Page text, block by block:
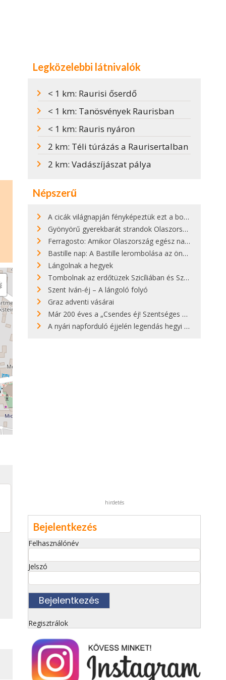
Legközelebbi látnivalók
< 1 km: Raurisi őserdő
< 1 km: Tanösvények Raurisban
< 1 km: Rauris nyáron
2 km: Téli túrázás a Raurisertalban
2 km: Vadászíjászat pálya
Népszerű
A cicák világnapján fényképeztük ezt a bokor alatt hűsölő cicát Kisorosziban
Gyönyörű gyerekbarát strandok Olaszországban - megmutatjuk a 15 legjobbat
Ferragosto: Amikor Olaszország egész nap nyaral
Bastille nap: A Bastille lerombolása az önkényuralom végét jelentette
Lángolnak a hegyek
Tombolnak az erdőtüzek Szicíliában és Szardínián
Szent Iván-éj – A lángoló folyó
Graz adventi vásárai
Már 200 éves a „Csendes éj! Szentséges éj!”
A nyári napforduló éjjelén legendás hegyi tüzek világítják meg Zugspitzét
hirdetés
Bejelentkezés
Felhasználónév
Jelszó
Regisztrálok